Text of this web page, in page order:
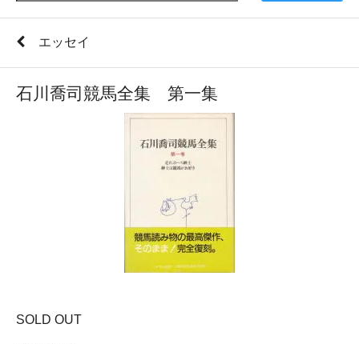
エッセイ
石川喬司競馬全集 第一集
SOLD OUT